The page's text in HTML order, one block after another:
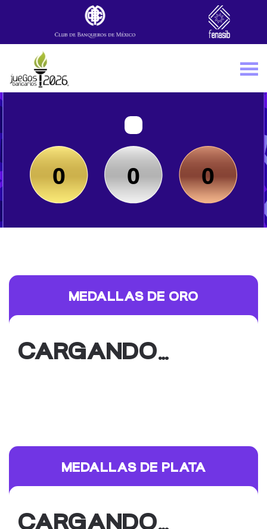
Skip to main content
0 0 0
MEDALLAS DE ORO
CARGANDO…
MEDALLAS DE PLATA
CARGANDO…